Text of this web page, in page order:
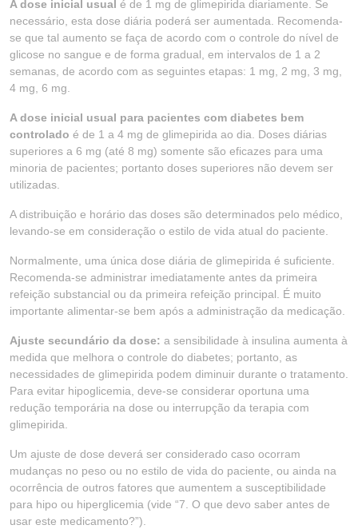
A dose inicial usual é de 1 mg de glimepirida diariamente. Se
necessário, esta dose diária poderá ser aumentada. Recomenda-
se que tal aumento se faça de acordo com o controle do nível de
glicose no sangue e de forma gradual, em intervalos de 1 a 2
semanas, de acordo com as seguintes etapas: 1 mg, 2 mg, 3 mg,
4 mg, 6 mg.
A dose inicial usual para pacientes com diabetes bem
controlado é de 1 a 4 mg de glimepirida ao dia. Doses diárias
superiores a 6 mg (até 8 mg) somente são eficazes para uma
minoria de pacientes; portanto doses superiores não devem ser
utilizadas.
A distribuição e horário das doses são determinados pelo médico,
levando-se em consideração o estilo de vida atual do paciente.
Normalmente, uma única dose diária de glimepirida é suficiente.
Recomenda-se administrar imediatamente antes da primeira
refeição substancial ou da primeira refeição principal. É muito
importante alimentar-se bem após a administração da medicação.
Ajuste secundário da dose: a sensibilidade à insulina aumenta à
medida que melhora o controle do diabetes; portanto, as
necessidades de glimepirida podem diminuir durante o tratamento.
Para evitar hipoglicemia, deve-se considerar oportuna uma
redução temporária na dose ou interrupção da terapia com
glimepirida.
Um ajuste de dose deverá ser considerado caso ocorram
mudanças no peso ou no estilo de vida do paciente, ou ainda na
ocorrência de outros fatores que aumentem a susceptibilidade
para hipo ou hiperglicemia (vide “7. O que devo saber antes de
usar este medicamento?”).